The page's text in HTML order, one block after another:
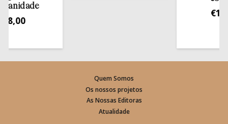
13,50
Quem Somos
Os nossos projetos
As Nossas Editoras
Atualidade